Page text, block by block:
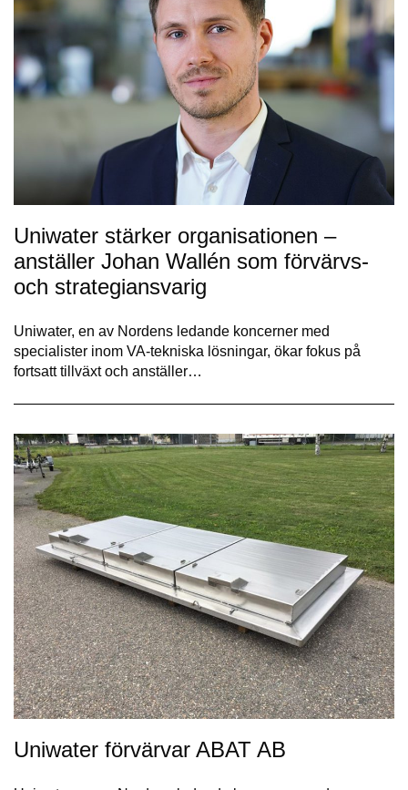
Uniwater stärker organisationen –
anställer Johan Wallén som förvärvs-
och strategiansvarig
Uniwater, en av Nordens ledande koncerner med
specialister inom VA-tekniska lösningar, ökar fokus på
fortsatt tillväxt och anställer…
Uniwater förvärvar ABAT AB